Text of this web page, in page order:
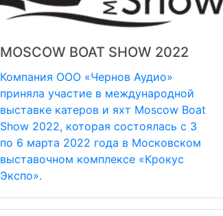
MOSCOW BOAT SHOW 2022
Компания ООО «Чернов Аудио»
приняла участие в международной
выставке катеров и яхт Moscow Boat
Show 2022, которая состоялась с 3
по 6 марта 2022 года в Московском
выставочном комплексе «Крокус
Экспо».